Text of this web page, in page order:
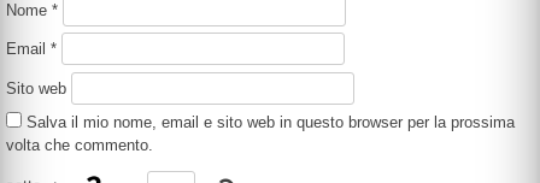
Nome*
Email*
Sito web
Salva il mio nome, email e sito web in questo browser per la prossima
volta che commento.